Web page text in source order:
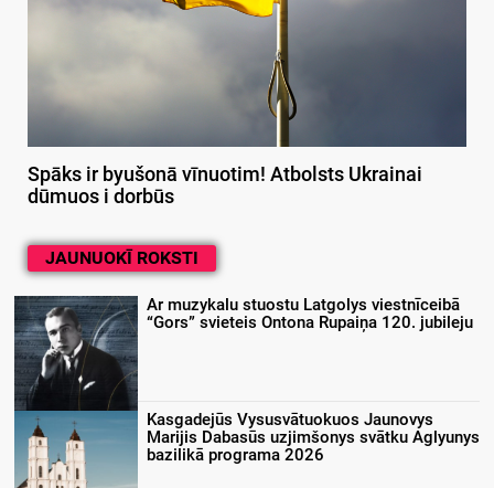
Spāks ir byušonā vīnuotim! Atbolsts Ukrainai
dūmuos i dorbūs
JAUNUOKĪ ROKSTI
Ar muzykalu stuostu Latgolys viestnīceibā
“Gors” svieteis Ontona Rupaiņa 120. jubileju
Kasgadejūs Vysusvātuokuos Jaunovys
Marijis Dabasūs uzjimšonys svātku Aglyunys
bazilikā programa 2026